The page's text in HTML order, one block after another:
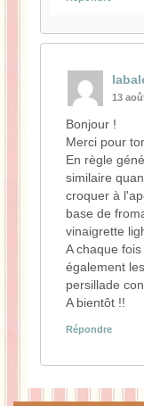
13
Bonjour !
Merci pour
En règle
similaire
croquer à
base de
vinaigrette
A chaque
également
persillade
A bientôt !!
Répondre